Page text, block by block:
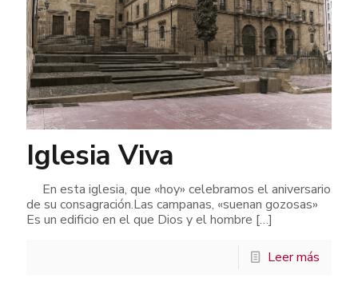
Iglesia Viva
En esta iglesia, que «hoy» celebramos el aniversario
de su consagración.Las campanas, «suenan gozosas»
Es un edificio en el que Dios y el hombre […]
Leer más